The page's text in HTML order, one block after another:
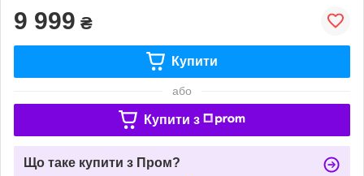
9 999 ₴
Купити
або
Купити з
Що таке купити з Пром?